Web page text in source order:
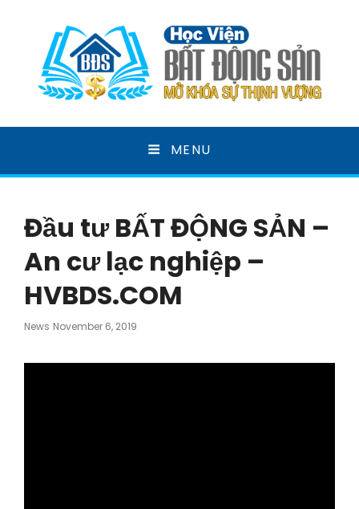
HỌC VIỆN BẤT ĐỘNG
SẢN
MENU
Đầu tư BẤT ĐỘNG SẢN –
An cư lạc nghiệp –
HVBDS.COM
News Posted
November 6, 2019